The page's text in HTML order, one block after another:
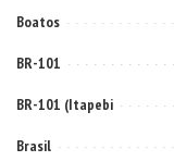
Boatos
BR-101
BR-101 (Itapebi
Brasil